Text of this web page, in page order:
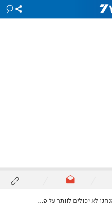
לוותר על פתרון שתי המדינות